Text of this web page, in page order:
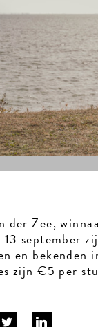
der Zee,
september
en bekenden
zijn €5 per